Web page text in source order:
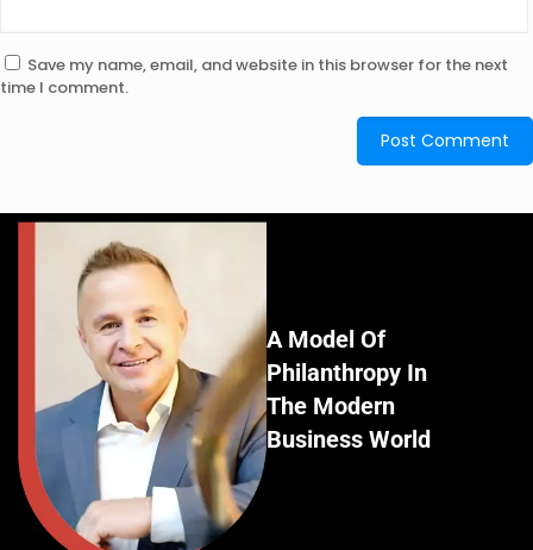
Save my name, email, and website in this browser for the next
time I comment.
A Model Of
Philanthropy In
The Modern
Business World